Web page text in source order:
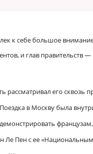
к себе большое
и глав правительств—
рассматривал его
в Москву была
Ле Пен с ее